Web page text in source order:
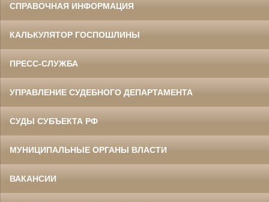
СПРАВОЧНАЯ ИНФОРМАЦИЯ
КАЛЬКУЛЯТОР ГОСПОШЛИНЫ
ПРЕСС-СЛУЖБА
УПРАВЛЕНИЕ СУДЕБНОГО ДЕПАРТАМЕНТА
СУДЫ СУБЪЕКТА РФ
МУНИЦИПАЛЬНЫЕ ОРГАНЫ ВЛАСТИ
ВАКАНСИИ